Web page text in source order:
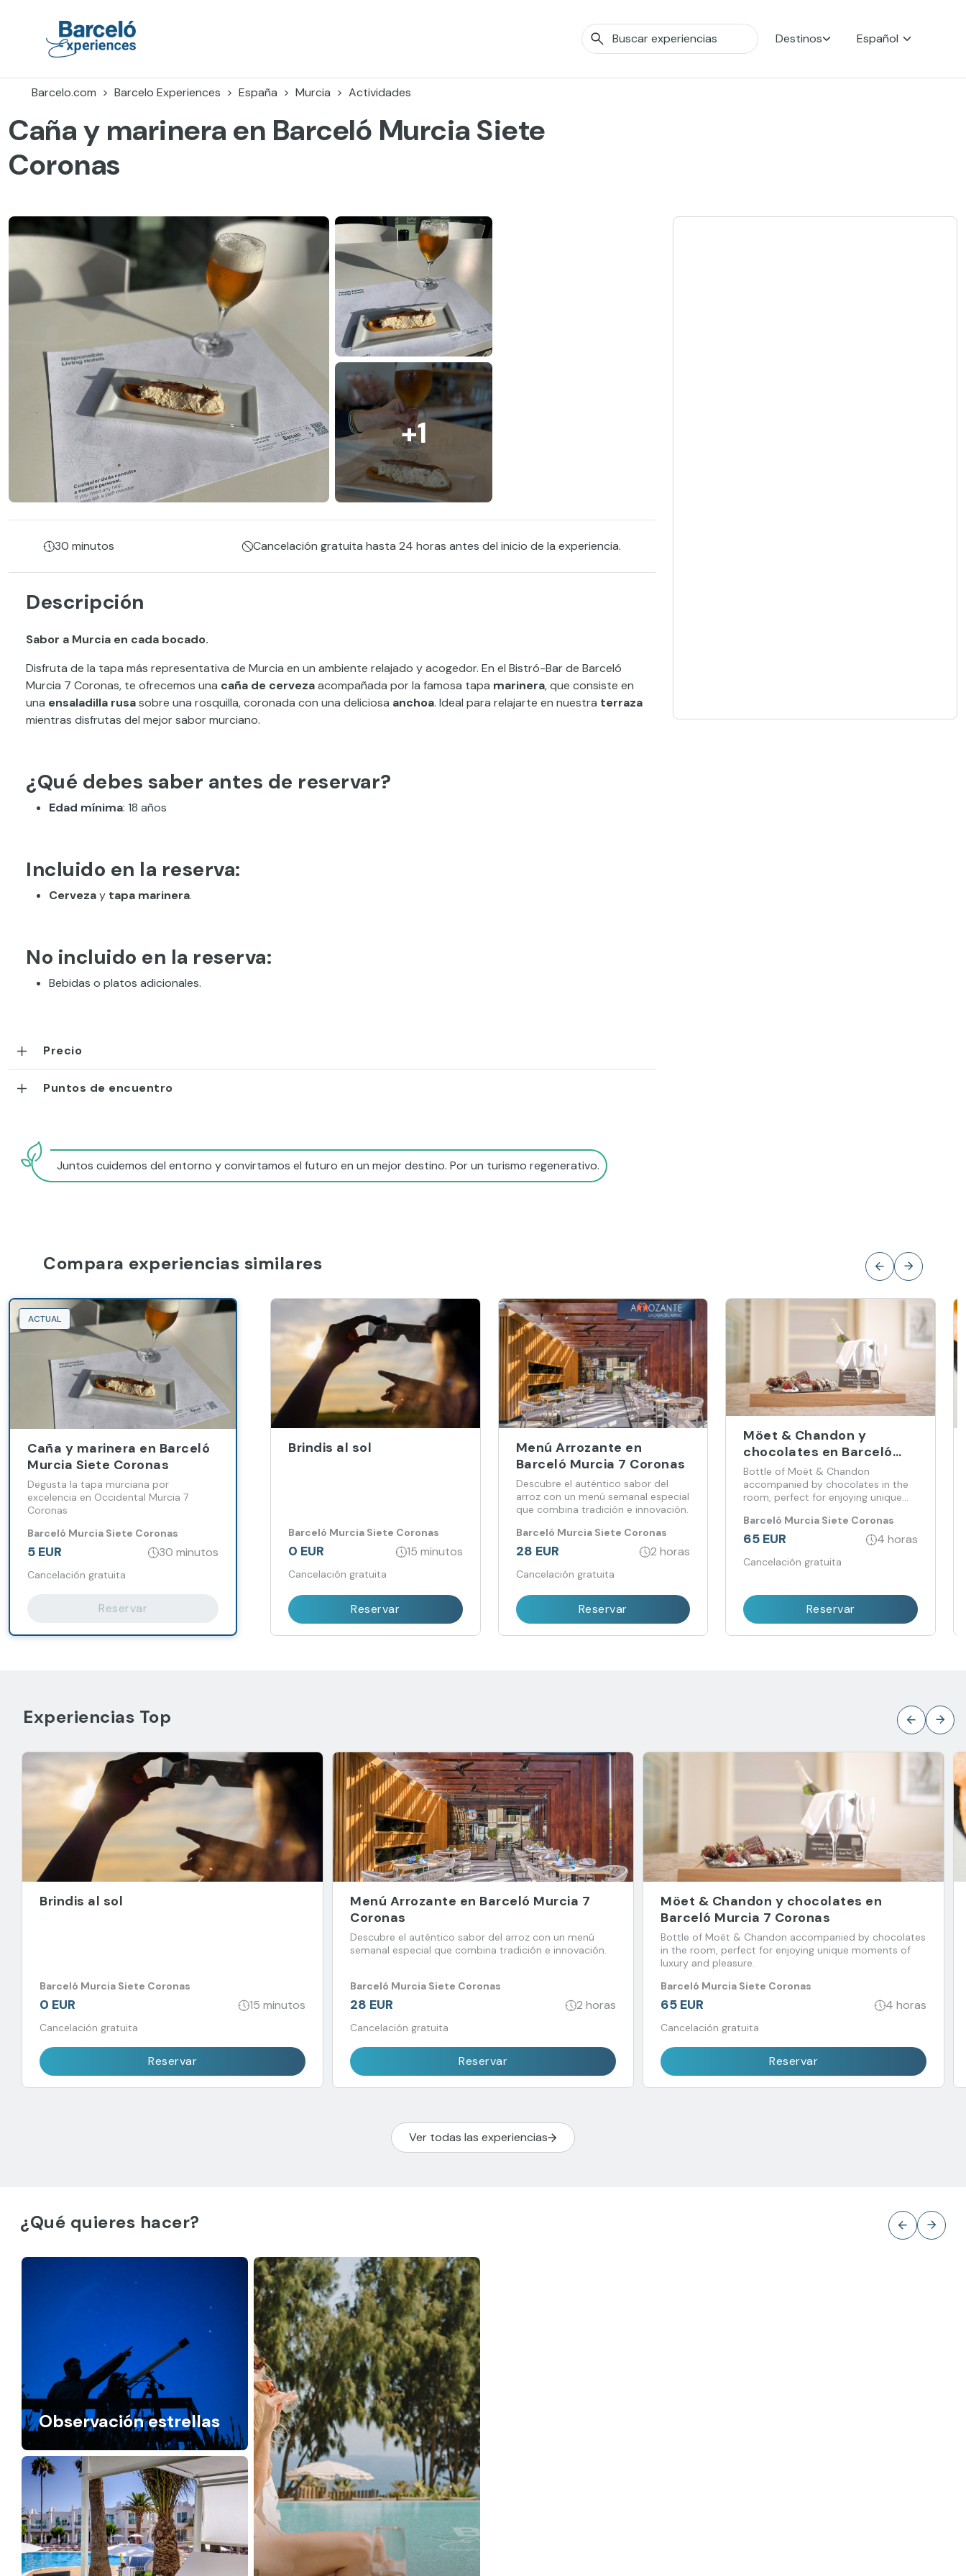
Destinos Español
Barcelo.com Barcelo Experiences España Murcia Actividades
Caña y marinera en Barceló Murcia Siete
Coronas
+1
30 minutos Cancelación gratuita hasta 24 horas antes del inicio de la experiencia.
Descripción
Sabor a Murcia en cada bocado.
Disfruta de la tapa más representativa de Murcia en un ambiente relajado y acogedor. En el Bistró-Bar de Barceló
Murcia 7 Coronas, te ofrecemos una caña de cervezaacompañada por la famosa tapa marinera, que consiste en
una ensaladilla rusasobre una rosquilla, coronada con una deliciosa anchoa. Ideal para relajarte en nuestra terraza
mientras disfrutas del mejor sabor murciano.
¿Qué debes saber antes de reservar?
Edad mínima: 18 años
Incluido en la reserva:
Cervezay tapa marinera.
No incluido en la reserva:
Bebidas o platos adicionales.
Precio
Puntos de encuentro
Juntos cuidemos del entorno y convirtamos el futuro en un mejor destino. Por un turismo regenerativo.
Compara experiencias similares
ACTUAL
Caña y marinera en Barceló
Murcia Siete Coronas
Degusta la tapa murciana por
excelencia en Occidental Murcia 7
Coronas
Barceló Murcia Siete Coronas
5 EUR 30 minutos
Cancelación gratuita
Reservar
Brindis al sol
Barceló Murcia Siete Coronas
0 EUR 15 minutos
Cancelación gratuita
Reservar
Menú Arrozante en
Barceló Murcia 7 Coronas
Descubre el auténtico sabor del
arroz con un menú semanal especial
que combina tradición e innovación.
Barceló Murcia Siete Coronas
28 EUR 2 horas
Cancelación gratuita
Reservar
Möet & Chandon y
chocolates en Barceló
Murcia 7 Coronas
Bottle of Moët & Chandon
accompanied by chocolates in the
room, perfect for enjoying unique
Barceló Murcia Siete Coronas
65 EUR 4 horas
Cancelación gratuita
Reservar
Experiencias Top
Brindis al sol
Barceló Murcia Siete Coronas
0 EUR 15 minutos
Cancelación gratuita
Reservar
Menú Arrozante en Barceló Murcia 7
Coronas
Descubre el auténtico sabor del arroz con un menú
semanal especial que combina tradición e innovación.
Barceló Murcia Siete Coronas
28 EUR 2 horas
Cancelación gratuita
Reservar
Möet & Chandon y chocolates en
Barceló Murcia 7 Coronas
Bottle of Moët & Chandon accompanied by chocolates
in the room, perfect for enjoying unique moments of
luxury and pleasure.
Barceló Murcia Siete Coronas
65 EUR 4 horas
Cancelación gratuita
Reservar
Ver todas las experiencias
¿Qué quieres hacer?
Observación estrellas